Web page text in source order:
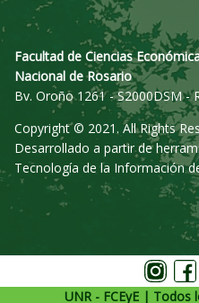
Facultad de Ciencias
Nacional de Rosario
Bv. Oroño 1261 - S2000DSM -
Copyright © 2021. All Rights
Desarrollado a partir de
Tecnología de la Información
UNR - FCEyE | Todos